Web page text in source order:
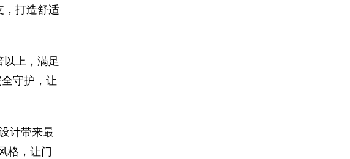
，打造舒适
上，满足
守护，让
计带来最
格，让门